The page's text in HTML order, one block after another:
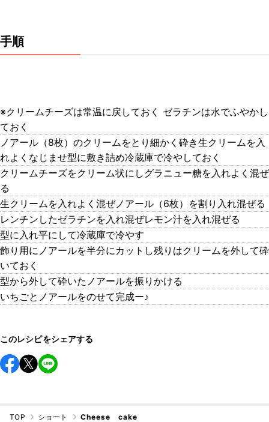
手順
※クリームチーズは常温に戻しておく ゼラチンは水でふやかし
ておく
ノアール（8枚）のクリームをとり細かく砕き生クリームを入
れよくなじませ型に敷き詰め冷蔵庫で冷やしておく
クリームチーズをクリーム状にしグラニュー糖を入れよく混ぜ
る
生クリームを入れよく混ぜノアール（6枚）を割り入れ混ぜる
レンチンしたゼラチンを入れ混ぜレモン汁を入れ混ぜる
型に入れ平にして冷蔵庫で冷やす
飾り用にノアールを半分にカットし残りはクリームを外して砕
いておく
型から外して砕いたノアールを振りかける
いちごとノアールをのせて完成ー♪
このレシピをシェアする
TOP ショート Cheese cake